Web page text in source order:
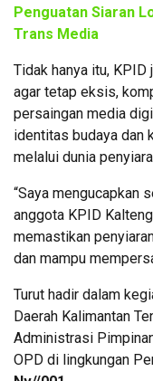
Penguatan Siaran
Trans Media
Tidak hanya itu,
agar tetap eksis,
persaingan media
identitas budaya dan
melalui dunia
“Saya mengucapkan
anggota KPID
memastikan
dan mampu
Turut hadir dalam
Daerah Kalimantan
Administrasi
OPD di lingkungan